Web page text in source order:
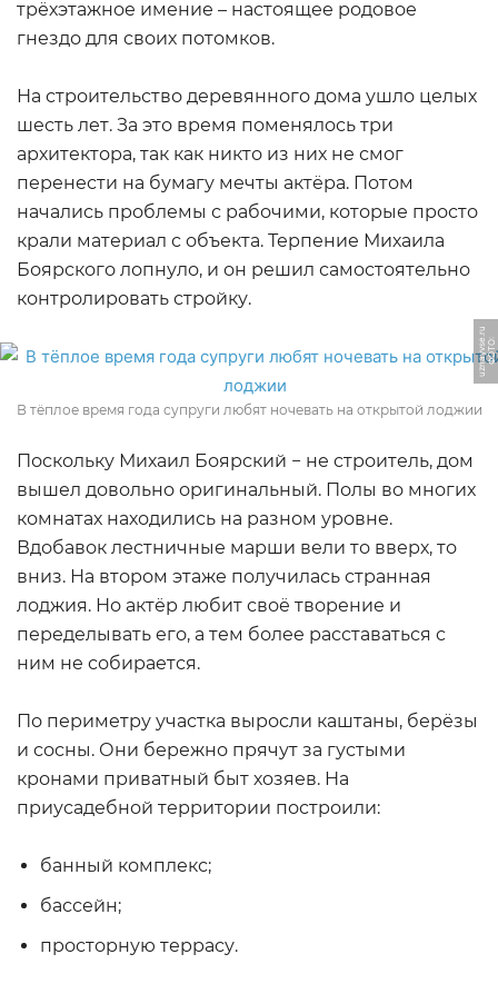
трёхэтажное имение – настоящее родовое
гнездо для своих потомков.
На строительство деревянного дома ушло целых
шесть лет. За это время поменялось три
архитектора, так как никто из них не смог
перенести на бумагу мечты актёра. Потом
начались проблемы с рабочими, которые просто
крали материал с объекта. Терпение Михаила
Боярского лопнуло, и он решил самостоятельно
контролировать стройку.
Ф
О
Т
О:
u
z
n
a
y
v
s
e.
r
u
В тёплое время года супруги любят ночевать на открытой лоджии
Поскольку Михаил Боярский − не строитель, дом
вышел довольно оригинальный. Полы во многих
комнатах находились на разном уровне.
Вдобавок лестничные марши вели то вверх, то
вниз. На втором этаже получилась странная
лоджия. Но актёр любит своё творение и
переделывать его, а тем более расставаться с
ним не собирается.
По периметру участка выросли каштаны, берёзы
и сосны. Они бережно прячут за густыми
кронами приватный быт хозяев. На
приусадебной территории построили:
банный комплекс;
бассейн;
просторную террасу.